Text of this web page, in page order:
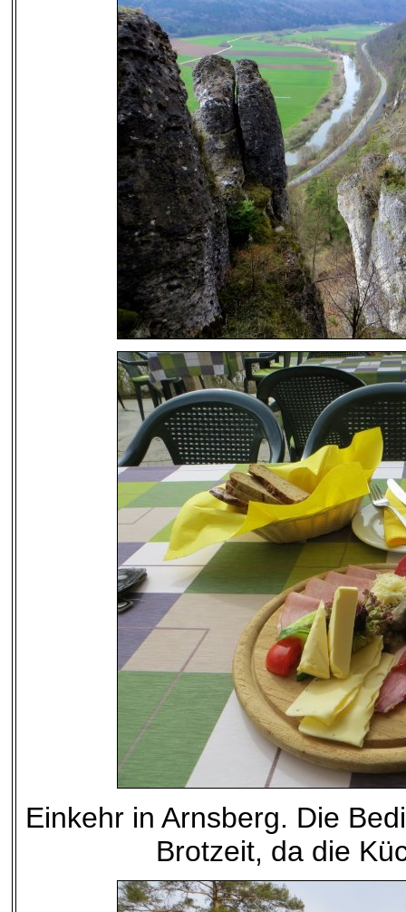
Einkehr in Arnsberg. Die
Brotzeit, da die